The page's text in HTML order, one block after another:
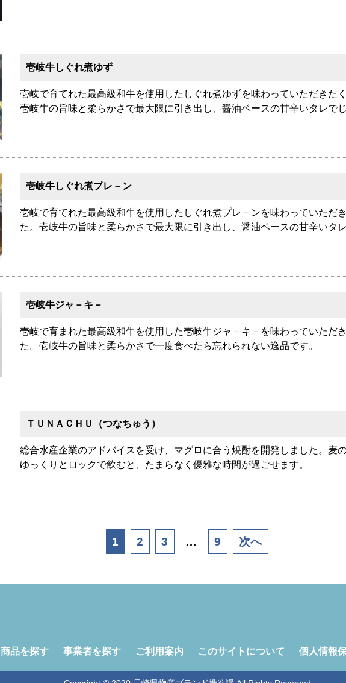
壱岐牛しぐれ煮ゆず
壱岐で育てれた最高級和牛を使用したしぐれ煮ゆずを味わっていただきた
壱岐牛の旨味と柔らかさで最大限に引き出し、醤油ベースの甘辛いタレで
壱岐牛しぐれ煮プレ－ン
壱岐で育てれた最高級和牛を使用したしぐれ煮プレ－ンを味わっていただ
た。壱岐牛の旨味と柔らかさで最大限に引き出し、醤油ベースの甘辛いタ
壱岐牛ジャ－キ－
壱岐で育まれた最高級和牛を使用した壱岐牛ジャ－キ－を味わっていただ
た。壱岐牛の旨味と柔らかさで一度食べたら忘れられない逸品です。
ＴＵＮＡＣＨＵ（つなちゅう）
総合水産企業のアドバイスを受け、マグロに合う焼酎を開発しました。麦
ゆっくりとロックで飲むと、たまらなく優雅な時間が過ごせます。
1 2 3 … 9 次へ
商品を探す 事業者を探す ご利用案内 このサイトについて 個人情報